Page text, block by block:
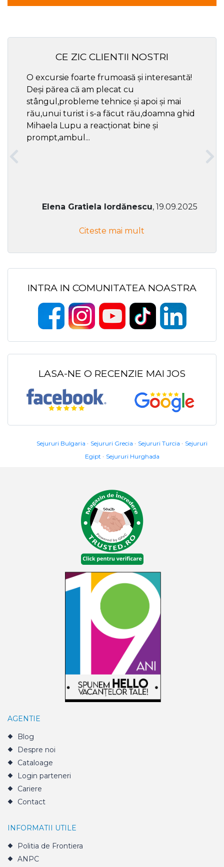
CE ZIC CLIENTII NOSTRI
O excursie foarte frumoasă și interesantă!
Deși părea că am plecat cu
stângul,probleme tehnice și apoi și mai
rău,unui turist i s-a făcut rău,doamna ghid
Mihaela Lupu a reacționat bine și
prompt,ambul...
Elena Gratiela Iordănescu, 19.09.2025
Citeste mai mult
INTRA IN COMUNITATEA NOASTRA
LASA-NE O RECENZIE MAI JOS
Sejururi Bulgaria Sejururi Grecia Sejururi Turcia
Sejururi
Egipt
Sejururi Hurghada
AGENTIE
Blog
Despre noi
Cataloage
Login parteneri
Cariere
Contact
INFORMATII UTILE
Politia de Frontiera
ANPC